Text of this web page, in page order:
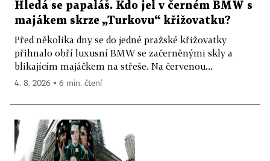
Hledá se papaláš. Kdo jel v černém BMW s
majákem skrze „Turkovu“ křižovatku?
Před několika dny se do jedné pražské křižovatky
přihnalo obří luxusní BMW se začerněnými skly a
blikajícím majáčkem na střeše. Na červenou...
4. 8. 2026 ▪ 6 min. čtení